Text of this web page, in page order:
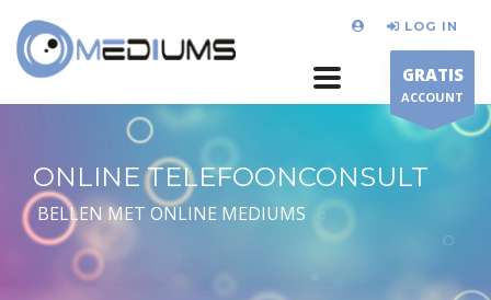
LOG IN
GRATIS
ACCOUNT
ONLINE TELEFOONCONSULT
BELLEN MET ONLINE MEDIUMS